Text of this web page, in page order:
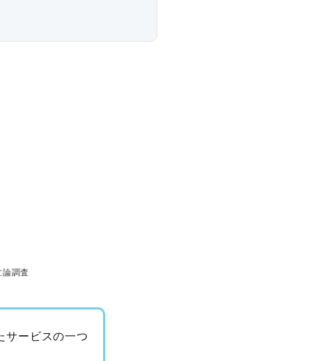
調査
サービスの一つ